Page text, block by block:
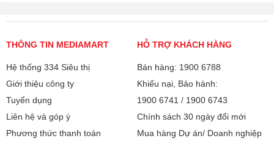
THÔNG TIN MEDIAMART
Hệ thống 334 Siêu thị
Giới thiệu công ty
Tuyển dụng
Liên hệ và góp ý
Phương thức thanh toán
HỖ TRỢ KHÁCH HÀNG
Bán hàng: 1900 6788
Khiếu nại, Bảo hành:
1900 6741 / 1900 6743
Chính sách 30 ngày đổi mới
Mua hàng Dự án/ Doanh nghiệp